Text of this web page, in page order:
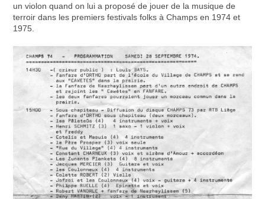
un violon quand on lui a proposé de jouer de la musique de
terroir dans les premiers festivals folks à Champs en 1974 et
1975.